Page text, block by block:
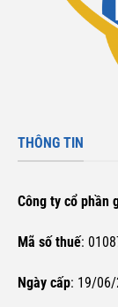
THÔNG TIN
Công ty cổ phần
Mã số thuế:
Ngày cấp: 19/06/